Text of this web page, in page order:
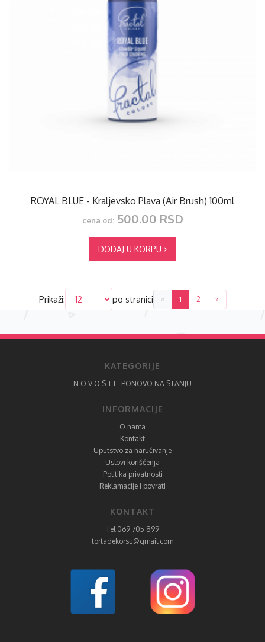
ROYAL BLUE - Kraljevsko Plava (Air Brush) 100ml
cena od:500.00 RSD
DODAJ U KORPU
Prikaži: po stranici « 1 2 »
KATEGORIJE
N O V O S T I - PONOVO NA STANJU
INFORMACIJE
O nama
Kontakt
Uputstvo za naručivanje
Uslovi korišćenja
Politika privatnosti
Reklamacije i povrati
KONTAKT
Tel 069 705 899
tortadekorsu@gmail.com